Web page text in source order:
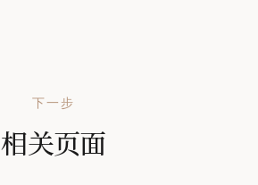
下一步
相关页面